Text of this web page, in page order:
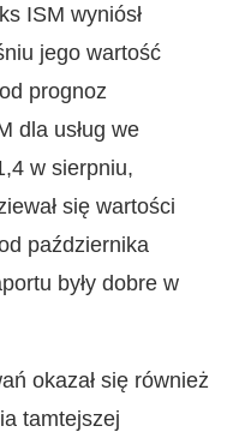
ISM wyniósł
jego wartość
prognoz
dla usług we
w sierpniu,
się wartości
października
były dobre w
okazał się również
tamtejszej